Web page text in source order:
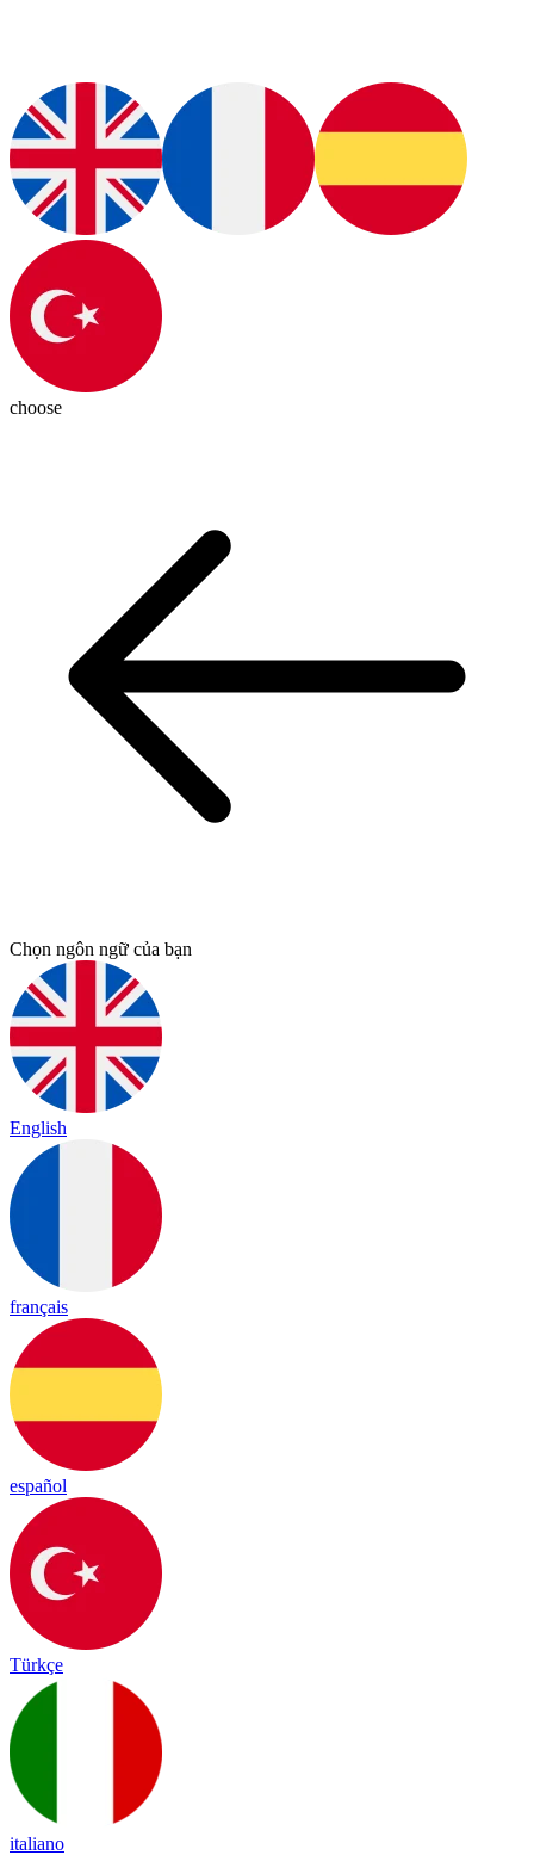
choose
Chọn ngôn ngữ của bạn
English
français
español
Türkçe
italiano